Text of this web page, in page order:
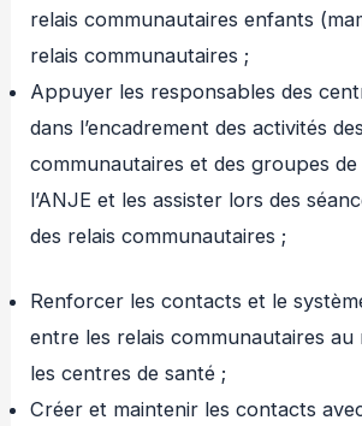
relais communautaires enfants
relais communautaires ;
Appuyer les responsables des
dans l’encadrement des activités
communautaires et des groupes
l’ANJE et les assister lors des
des relais communautaires ;
Renforcer les contacts et le
entre les relais communautaires au
les centres de santé ;
Créer et maintenir les contacts